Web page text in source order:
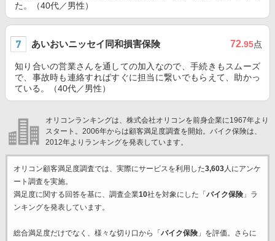
た。（40代／男性）
あいおいニッセイ同和損害保険 72.95点
知り合いの営業さんを通しての加入なので、手続きもスムーズ
で、事故時も連絡すればすぐに担当に繋いでもらえて、助かっ
ている。（40代／男性）
オリコンランキングは、株式会社オリコンを前身企業に1967年より
スタート。2006年からは顧客満足度調査を開始。バイク保険は、
2012年よりランキングを発表しています。
オリコン顧客満足度調査では、実際にサービスを利用した3,603人にアンケ
ート調査を実施。
満足度に関する回答を基に、調査企業10社を対象にした「 バイク保険」ラ
ンキングを発表しています。
総合満足度だけでなく、様々な切り口から「 バイク保険」を評価。さらに